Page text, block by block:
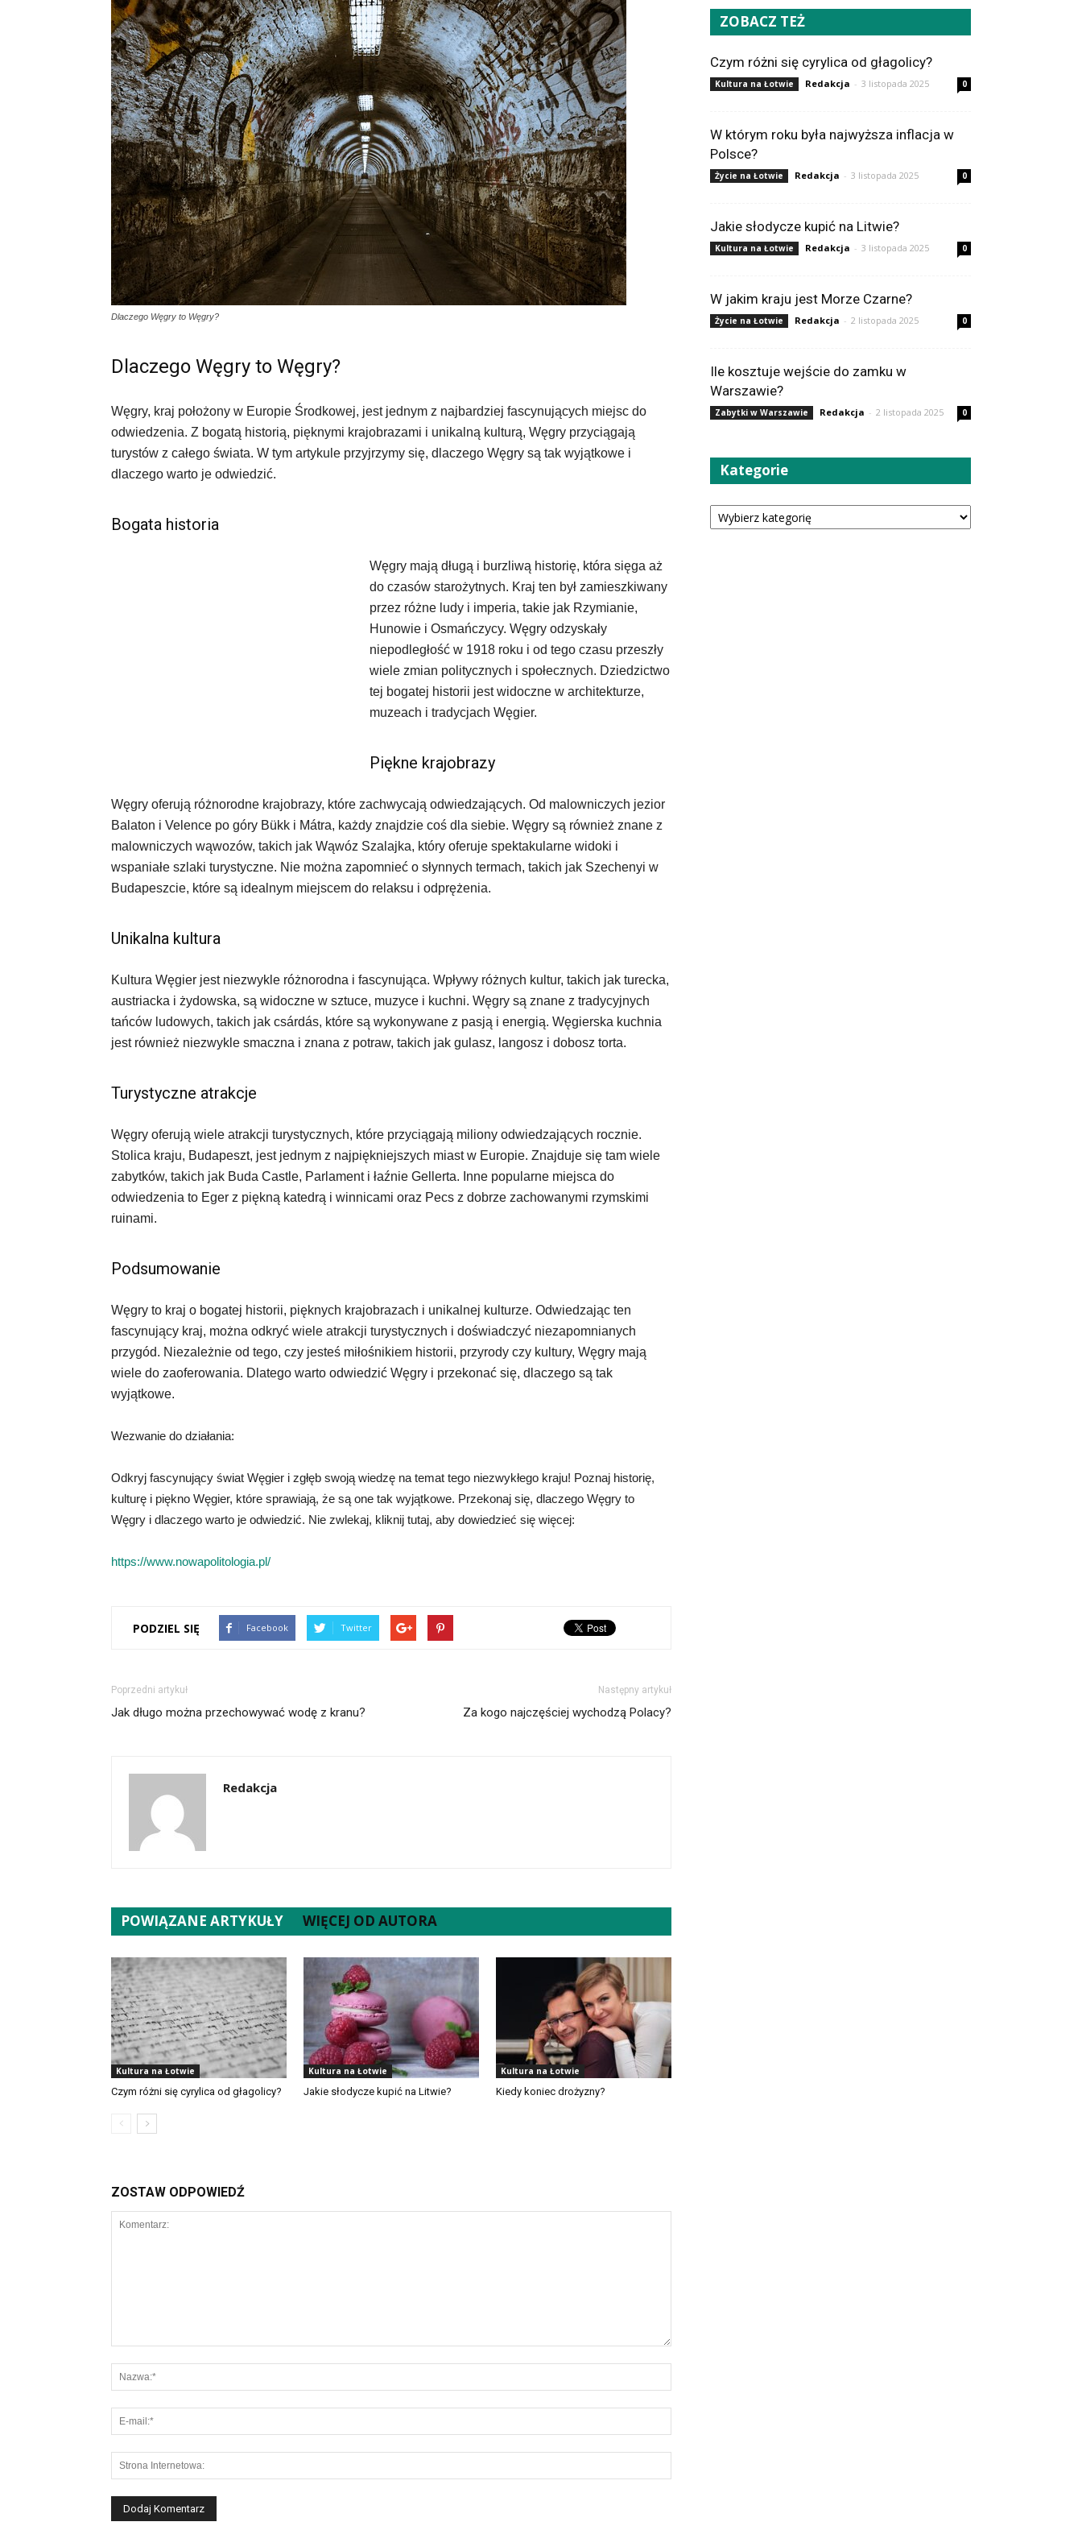
Dlaczego Węgry to Węgry?
Dlaczego Węgry to Węgry?
Węgry, kraj położony w Europie Środkowej, jest jednym z najbardziej fascynujących miejsc do
odwiedzenia. Z bogatą historią, pięknymi krajobrazami i unikalną kulturą, Węgry przyciągają
turystów z całego świata. W tym artykule przyjrzymy się, dlaczego Węgry są tak wyjątkowe i
dlaczego warto je odwiedzić.
Bogata historia
Węgry mają długą i burzliwą historię, która sięga aż
do czasów starożytnych. Kraj ten był zamieszkiwany
przez różne ludy i imperia, takie jak Rzymianie,
Hunowie i Osmańczycy. Węgry odzyskały
niepodległość w 1918 roku i od tego czasu przeszły
wiele zmian politycznych i społecznych. Dziedzictwo
tej bogatej historii jest widoczne w architekturze,
muzeach i tradycjach Węgier.
Piękne krajobrazy
Węgry oferują różnorodne krajobrazy, które zachwycają odwiedzających. Od malowniczych jezior
Balaton i Velence po góry Bükk i Mátra, każdy znajdzie coś dla siebie. Węgry są również znane z
malowniczych wąwozów, takich jak Wąwóz Szalajka, który oferuje spektakularne widoki i
wspaniałe szlaki turystyczne. Nie można zapomnieć o słynnych termach, takich jak Szechenyi w
Budapeszcie, które są idealnym miejscem do relaksu i odprężenia.
Unikalna kultura
Kultura Węgier jest niezwykle różnorodna i fascynująca. Wpływy różnych kultur, takich jak turecka,
austriacka i żydowska, są widoczne w sztuce, muzyce i kuchni. Węgry są znane z tradycyjnych
tańców ludowych, takich jak csárdás, które są wykonywane z pasją i energią. Węgierska kuchnia
jest również niezwykle smaczna i znana z potraw, takich jak gulasz, langosz i dobosz torta.
Turystyczne atrakcje
Węgry oferują wiele atrakcji turystycznych, które przyciągają miliony odwiedzających rocznie.
Stolica kraju, Budapeszt, jest jednym z najpiękniejszych miast w Europie. Znajduje się tam wiele
zabytków, takich jak Buda Castle, Parlament i łaźnie Gellerta. Inne popularne miejsca do
odwiedzenia to Eger z piękną katedrą i winnicami oraz Pecs z dobrze zachowanymi rzymskimi
ruinami.
Podsumowanie
Węgry to kraj o bogatej historii, pięknych krajobrazach i unikalnej kulturze. Odwiedzając ten
fascynujący kraj, można odkryć wiele atrakcji turystycznych i doświadczyć niezapomnianych
przygód. Niezależnie od tego, czy jesteś miłośnikiem historii, przyrody czy kultury, Węgry mają
wiele do zaoferowania. Dlatego warto odwiedzić Węgry i przekonać się, dlaczego są tak
wyjątkowe.
Wezwanie do działania:
Odkryj fascynujący świat Węgier i zgłęb swoją wiedzę na temat tego niezwykłego kraju! Poznaj historię,
kulturę i piękno Węgier, które sprawiają, że są one tak wyjątkowe. Przekonaj się, dlaczego Węgry to
Węgry i dlaczego warto je odwiedzić. Nie zwlekaj, kliknij tutaj, aby dowiedzieć się więcej:
https://www.nowapolitologia.pl/
PODZIEL SIĘ Facebook Twitter
Poprzedni artykuł
Jak długo można przechowywać wodę z kranu?
Następny artykuł
Za kogo najczęściej wychodzą Polacy?
Redakcja
POWIĄZANE ARTYKUŁY WIĘCEJ OD AUTORA
Kultura na Łotwie
Czym różni się cyrylica od głagolicy?
Kultura na Łotwie
Jakie słodycze kupić na Litwie?
Kultura na Łotwie
Kiedy koniec drożyzny?
ZOSTAW ODPOWIEDŹ
ZOBACZ TEŻ
Czym różni się cyrylica od głagolicy?
Kultura na Łotwie Redakcja - 3 listopada 2025 0
W którym roku była najwyższa inflacja w
Polsce?
Życie na Łotwie Redakcja - 3 listopada 2025 0
Jakie słodycze kupić na Litwie?
Kultura na Łotwie Redakcja - 3 listopada 2025 0
W jakim kraju jest Morze Czarne?
Życie na Łotwie Redakcja - 2 listopada 2025 0
Ile kosztuje wejście do zamku w
Warszawie?
Zabytki w Warszawie Redakcja - 2 listopada 2025 0
Kategorie
Kategorie